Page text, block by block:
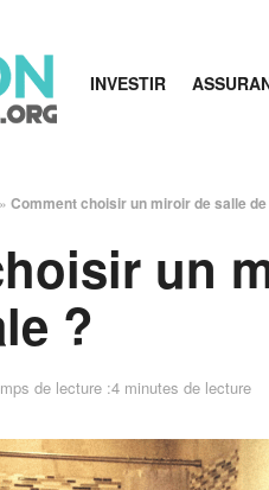
INVESTIR
» Comment choisir un miroir de salle
un
?
de lecture :4 minutes de lecture